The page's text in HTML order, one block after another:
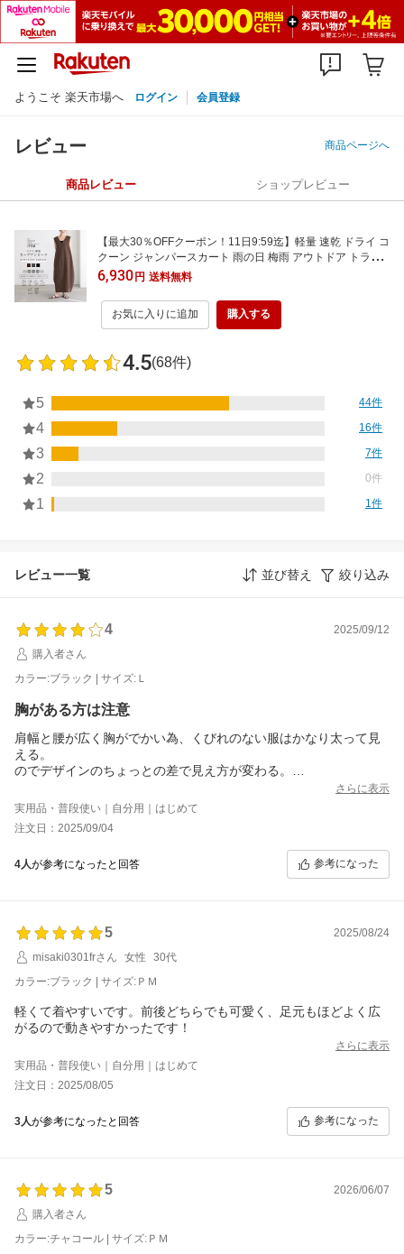
ようこそ 楽天市場へ ログイン 会員登録
レビュー 商品ページへ
商品レビュー ショップレビュー
【最大30％OFFクーポン！11日9:59迄】軽量 速乾 ドライ コ
クーン ジャンパースカート 雨の日 梅雨 アウトドア トラベ
ル ストレッチ レディース ジャンスカ ワンピース リサイク
ルポリエステル M/L/LLサイズ 洗濯可 for/c フォーシー 楽天
ルーム 【メール便可】
6,930円 送料無料
お気に入りに追加 購入する
4.5(68件)
5 44件
4 16件
3 7件
2 0件
1 1件
レビュー一覧 並び替え 絞り込み
4
2025/09/12
購入者さん
カラー:ブラック | サイズ:Ｌ
胸がある方は注意
肩幅と腰が広く胸がでかい為、くびれのない服はかなり太って見
える。
のでデザインのちょっとの差で見え方が変わる。
今回最初はMサイズを頼んだのですが、胸に余裕がなくてLサイズ
に交換しました。
肩幅、胸がある方はLサイズが良いと思います。
心配してた丈も身長156cmですがくるぶし辺りで大丈夫でした。
返品交換の仕方がわからず、カスタマーセンターに電話した際と
ても丁寧に教えていただきました。
さらに表示
実用品・普段使い｜自分用｜はじめて
注文日：2025/09/04
4人が参考になったと回答 参考になった
5
2025/08/24
misaki0301frさん
女性
30代
カラー:ブラック | サイズ:ＰＭ
軽くて着やすいです。前後どちらでも可愛く、足元もほどよく広
がるので動きやすかったです！
さらに表示
実用品・普段使い｜自分用｜はじめて
注文日：2025/08/05
3人が参考になったと回答 参考になった
5
2026/06/07
購入者さん
カラー:チャコール | サイズ:ＰＭ